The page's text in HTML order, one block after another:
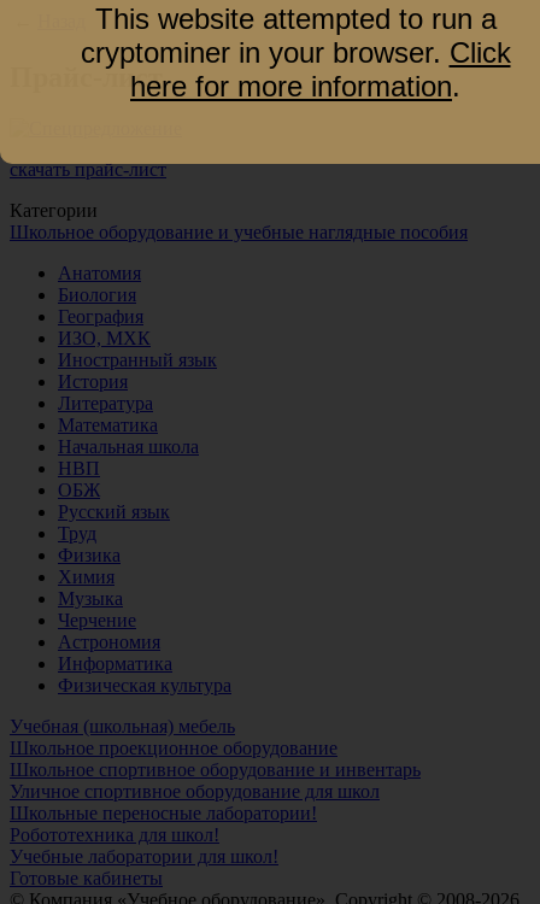
Прайс-лист
скачать прайс-лист
Категории
Школьное оборудование и учебные наглядные пособия
Анатомия
Биология
География
ИЗО, МХК
Иностранный язык
История
Литература
Математика
Начальная школа
НВП
ОБЖ
Русский язык
Труд
Физика
Химия
Музыка
Черчение
Астрономия
Информатика
Физическая культура
Учебная (школьная) мебель
Школьное проекционное оборудование
Школьное спортивное оборудование и инвентарь
Уличное спортивное оборудование для школ
Школьные переносные лаборатории!
Робототехника для школ!
Учебные лаборатории для школ!
Готовые кабинеты
© Компания «Учебное оборудование», Copyright © 2008-2026
This website attempted to run a
cryptominer in your browser. Click
here for more information.